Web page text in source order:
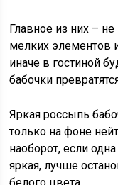
Главное из них –
мелких элементов
иначе в гостиной
бабочки
Яркая россыпь
только на фоне
наоборот, если
яркая, лучше